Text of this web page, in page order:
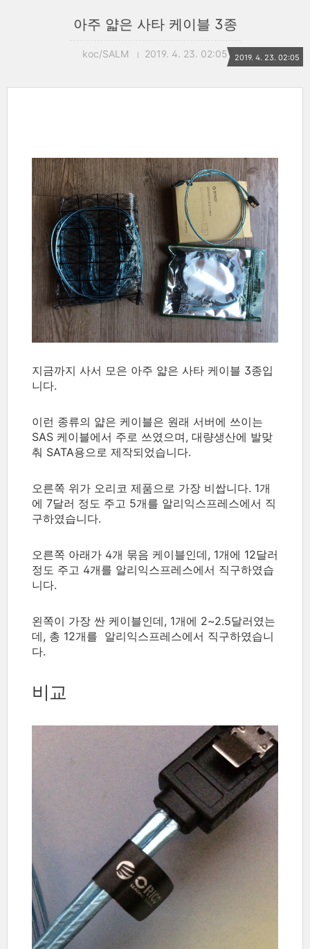
아주 얇은 사타 케이블 3종
koc/SALM 2019. 4. 23. 02:05 2019. 4. 23. 02:05
지금까지 사서 모은 아주 얇은 사타 케이블 3종입
니다.
이런 종류의 얇은 케이블은 원래 서버에 쓰이는
SAS 케이블에서 주로 쓰였으며, 대량생산에 발맞
춰 SATA용으로 제작되었습니다.
오른쪽 위가 오리코 제품으로 가장 비쌉니다. 1개
에 7달러 정도 주고 5개를 알리익스프레스에서 직
구하였습니다.
오른쪽 아래가 4개 묶음 케이블인데, 1개에 12달러
정도 주고 4개를 알리익스프레스에서 직구하였습
니다.
왼쪽이 가장 싼 케이블인데, 1개에 2~2.5달러였는
데, 총 12개를 알리익스프레스에서 직구하였습니
다.
비교